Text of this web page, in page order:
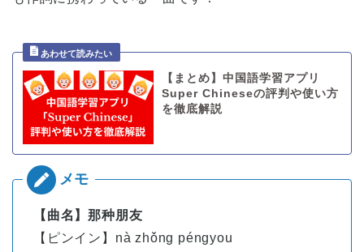
【まとめ】中国語学習アプリ
Super Chineseの評判や使い方
を徹底解説
【曲名】那种朋友
【ピンイン】 nà zhǒng péngyou